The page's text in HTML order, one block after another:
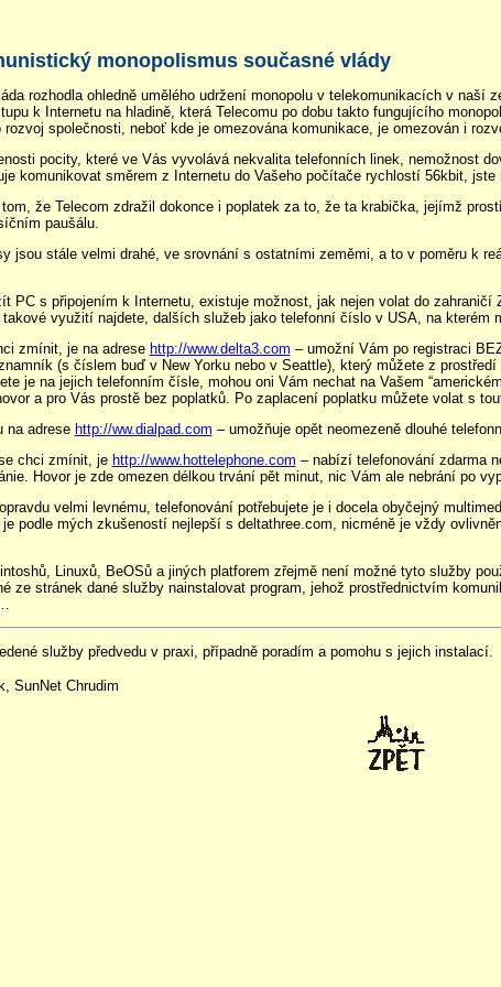
monopolismus současné vlády
rozhodla ohledně umělého udržení monopolu v telekomunikacích v naší
k Internetu na hladině, která Telecomu po dobu takto fungujícího
společnosti, neboť kde je omezována komunikace, je omezován i
pocity, které ve Vás vyvolává nekvalita telefonních linek, nemožnost
komunikovat směrem z Internetu do Vašeho počítače rychlostí 56kbit,
že Telecom zdražil dokonce i poplatek za to, že ta krabička, jejímž
paušálu.
jsou stále velmi drahé, ve srovnání s ostatními zeměmi, a to v poměru k
PC s připojením k Internetu, existuje možnost, jak nejen volat do
využití najdete, dalších služeb jako telefonní číslo v USA, na kterém
zmínit, je na adrese http://www.delta3.com – umožní Vám po registraci
(s číslem buď v New Yorku nebo v Seattle), který můžete z
je na jejich telefonním čísle, mohou oni Vám nechat na Vašem
a pro Vás prostě bez poplatků. Po zaplacení poplatku můžete volat s
na adrese http://ww.dialpad.com – umožňuje opět neomezeně dlouhé
chci zmínit, je http://www.hottelephone.com – nabízí telefonování zdarma
Hovor je zde omezen délkou trvání pět minut, nic Vám ale nebrání po
velmi levnému, telefonování potřebujete je i docela obyčejný
podle mých zkušeností nejlepší s deltathree.com, nicméně je vždy
Linuxů, BeOSů a jiných platforem zřejmě není možné tyto služby
ze stránek dané služby nainstalovat program, jehož prostřednictvím
služby předvedu v praxi, případně poradím a pomohu s jejich instalací.
SunNet Chrudim